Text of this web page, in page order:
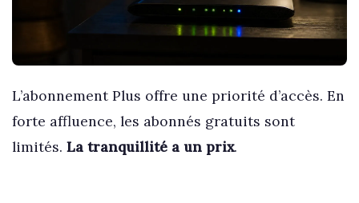
L’abonnement Plus offre une priorité d’accès. En
forte affluence, les abonnés gratuits sont
limités. La tranquillité a un prix.